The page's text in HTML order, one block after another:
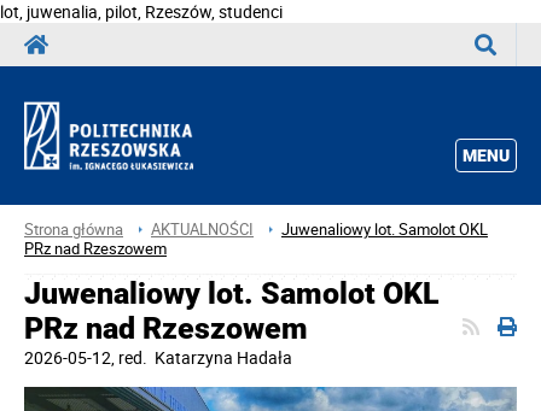
lot, juwenalia, pilot, Rzeszów, studenci
MENU
Strona główna AKTUALNOŚCI
Juwenaliowy lot. Samolot OKL
PRz nad Rzeszowem
Juwenaliowy lot. Samolot OKL
PRz nad Rzeszowem
2026-05-12, red. Katarzyna Hadała